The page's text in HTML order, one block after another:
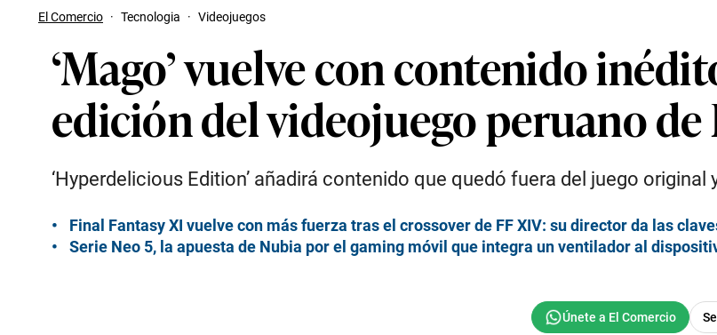
El Comercio · Tecnologia · Videojuegos
‘Mago’ vuelve con contenido
edición del videojuego peruano de
‘Hyperdelicious Edition’ añadirá contenido que quedó fuera del juego
Final Fantasy XI vuelve con más fuerza tras el crossover de FF XIV: su director da las
Serie Neo 5, la apuesta de Nubia por el gaming móvil que integra un ventilador al